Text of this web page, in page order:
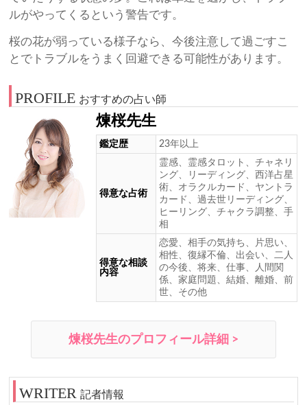
ルがやってくるという警告です。
桜の花が弱っている様子なら、今後注意して過ごすこ
とでトラブルをうまく回避できる可能性があります。
PROFILE おすすめの占い師
煉桜先生
鑑定歴 23年以上
得意な占術
霊感、霊感タロット、チャネリ
ング、リーディング、西洋占星
術、オラクルカード、ヤントラ
カード、過去世リーディング、
ヒーリング、チャクラ調整、手
相
得意な相談
内容
恋愛、相手の気持ち、片思い、
相性、復縁不倫、出会い、二人
の今後、将来、仕事、人間関
係、家庭問題、結婚、離婚、前
世、その他
煉桜先生のプロフィール詳細 >
記者情報